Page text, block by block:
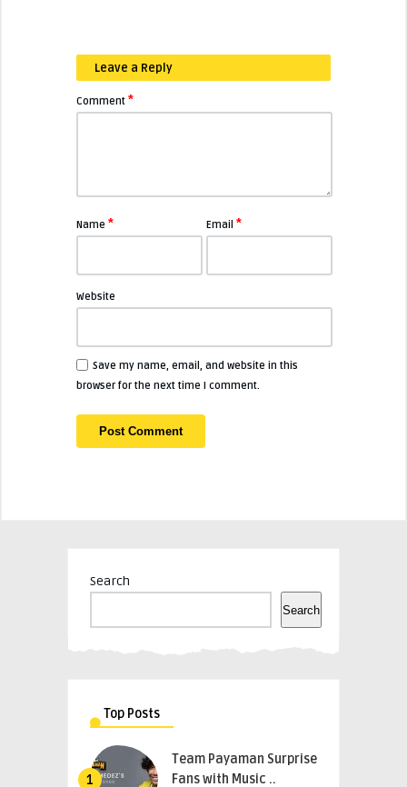
Leave a Reply
Comment *
Name * Email*
Website
Save my name, email, and website in this
browser for the next time I comment.
Search
Search
Top Posts
1
Team Payaman Surprise
Fans with Music ..